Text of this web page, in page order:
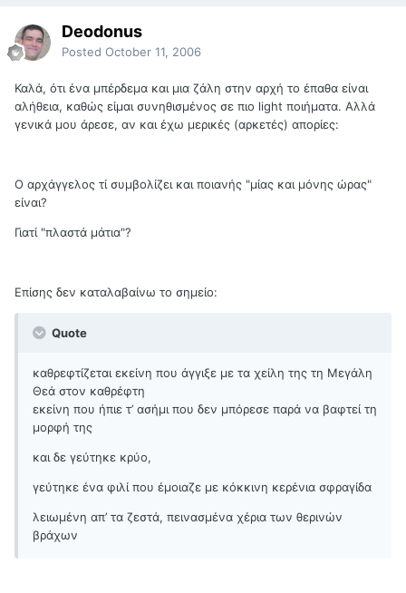
Deodonus
Posted October 11, 2006
Καλά, ότι ένα μπέρδεμα και μια ζάλη στην αρχή το έπαθα είναι
αλήθεια, καθώς είμαι συνηθισμένος σε πιο light ποιήματα. Αλλά
γενικά μου άρεσε, αν και έχω μερικές (αρκετές) απορίες:
Ο αρχάγγελος τί συμβολίζει και ποιανής "μίας και μόνης ώρας"
είναι?
Γιατί "πλαστά μάτια"?
Επίσης δεν καταλαβαίνω το σημείο:
Quote
καθρεφτίζεται εκείνη που άγγιξε με τα χείλη της τη Μεγάλη
Θεά στον καθρέφτη
εκείνη που ήπιε τ’ ασήμι που δεν μπόρεσε παρά να βαφτεί τη
μορφή της
και δε γεύτηκε κρύο,
γεύτηκε ένα φιλί που έμοιαζε με κόκκινη κερένια σφραγίδα
λειωμένη απ’ τα ζεστά, πεινασμένα χέρια των θερινών
βράχων